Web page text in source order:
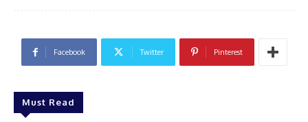
Facebook Twitter Pinterest
Must Read